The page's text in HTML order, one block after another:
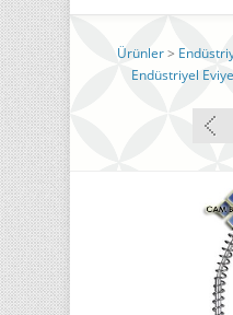
Ürünler>
Endüstriyel